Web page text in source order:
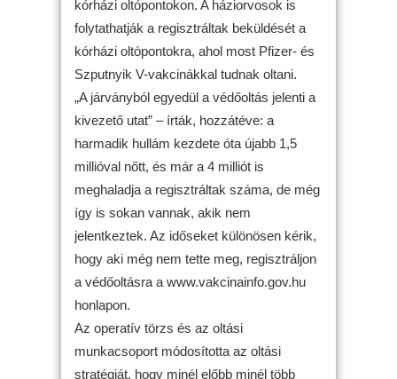
kórházi oltópontokon. A háziorvosok is
folytathatják a regisztráltak beküldését a
kórházi oltópontokra, ahol most Pfizer- és
Szputnyik V-vakcinákkal tudnak oltani.
„A járványból egyedül a védőoltás jelenti a
kivezető utat” – írták, hozzátéve: a
harmadik hullám kezdete óta újabb 1,5
millióval nőtt, és már a 4 milliót is
meghaladja a regisztráltak száma, de még
így is sokan vannak, akik nem
jelentkeztek. Az időseket különösen kérik,
hogy aki még nem tette meg, regisztráljon
a védőoltásra a www.vakcinainfo.gov.hu
honlapon.
Az operatív törzs és az oltási
munkacsoport módosította az oltási
stratégiát, hogy minél előbb minél több